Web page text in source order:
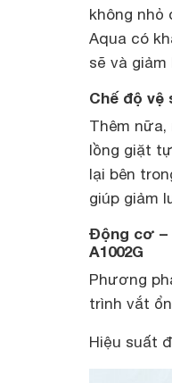
không nhỏ
Aqua có
sẽ và
Chế độ
Thêm nữa,
lồng giặt
lại bên
giúp giảm
Động cơ –
A1002G
Phương
trình vắt
Hiệu suất